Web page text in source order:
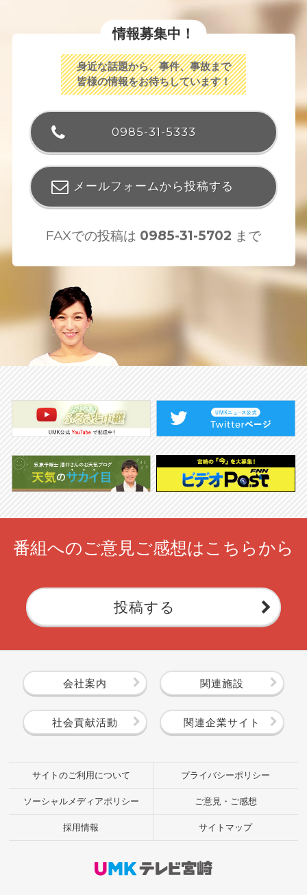
情報募集中！
身近な話題から、事件、事故まで
皆様の情報をお待ちしています！
0985-31-5333
メールフォームから投稿する
FAXでの投稿は 0985-31-5702 まで
番組へのご意見ご感想はこちらから
投稿する
会社案内 関連施設
社会貢献活動 関連企業サイト
サイトのご利用について プライバシーポリシー
ソーシャルメディアポリシー ご意見・ご感想
採用情報 サイトマップ